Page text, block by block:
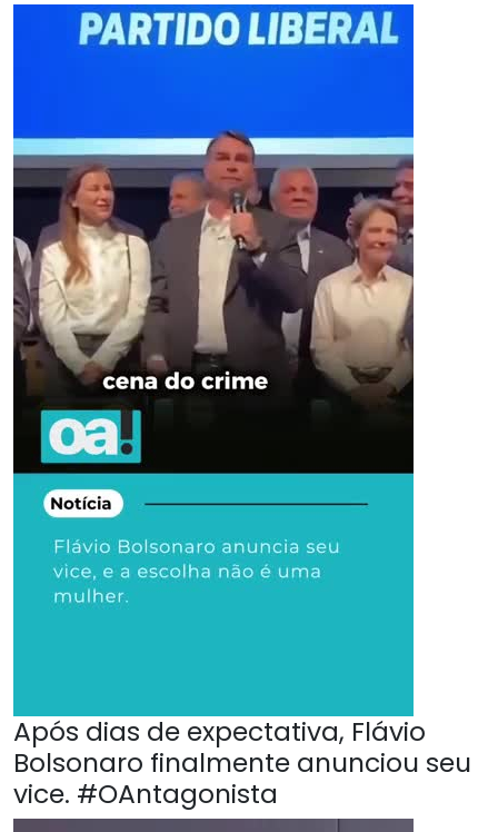
Após dias de expectativa, Flávio
Bolsonaro finalmente anunciou seu
vice. #OAntagonista